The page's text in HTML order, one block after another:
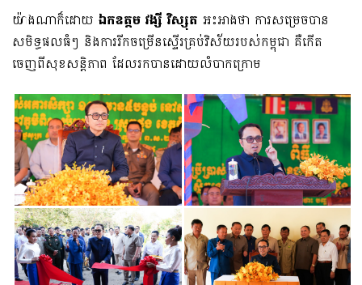
យ៉ាងណាក៏ដោយ ឯកឧត្តម វង្សី វិស្សុត អះអាងថា ការសម្រេចបាន
សមិទ្ធផលធំៗ និងការរីកចម្រើនស្ទើរគ្រប់វិស័យរបស់កម្ពុជា គឺកើត
ចេញពីសុខសន្តិភាព ដែលរកបានដោយលំបាកក្រោម